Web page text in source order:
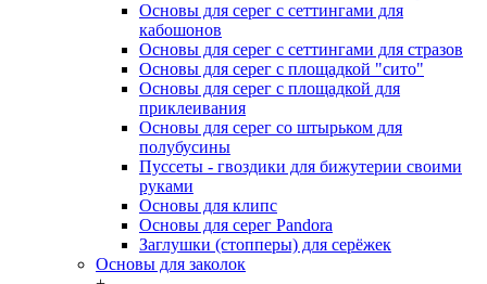
Основы для серег с сеттингами для
кабошонов
Основы для серег с сеттингами для стразов
Основы для серег с площадкой "сито"
Основы для серег с площадкой для
приклеивания
Основы для серег со штырьком для
полубусины
Пуссеты - гвоздики для бижутерии своими
руками
Основы для клипс
Основы для серег Pandora
Заглушки (стопперы) для серёжек
Основы для заколок